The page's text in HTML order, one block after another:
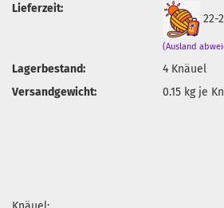
Lieferzeit:
22-
(Ausland
Lagerbestand: 4 Knäuel
Versandgewicht:
0.15 kg je